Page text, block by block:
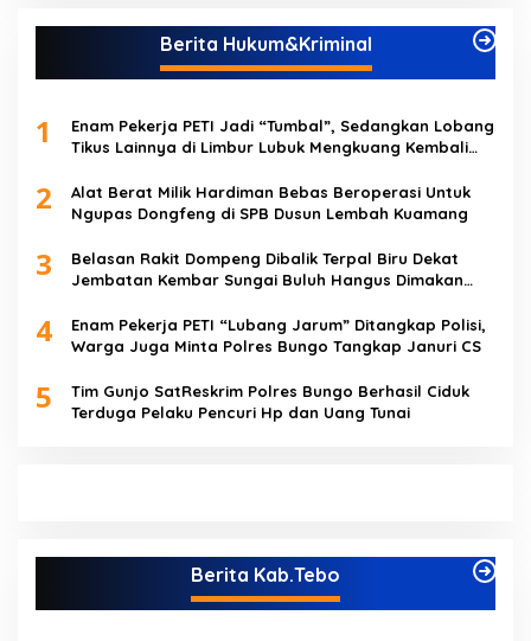
Berita Hukum&Kriminal
1
Enam Pekerja PETI Jadi “Tumbal”, Sedangkan Lobang
Tikus Lainnya di Limbur Lubuk Mengkuang Kembali
2
Alat Berat Milik Hardiman Bebas Beroperasi Untuk
Ngupas Dongfeng di SPB Dusun Lembah Kuamang
3
Belasan Rakit Dompeng Dibalik Terpal Biru Dekat
Jembatan Kembar Sungai Buluh Hangus Dimakan
4
Enam Pekerja PETI “Lubang Jarum” Ditangkap Polisi,
Warga Juga Minta Polres Bungo Tangkap Januri CS
5
Tim Gunjo SatReskrim Polres Bungo Berhasil Ciduk
Terduga Pelaku Pencuri Hp dan Uang Tunai
Berita Kab.Tebo